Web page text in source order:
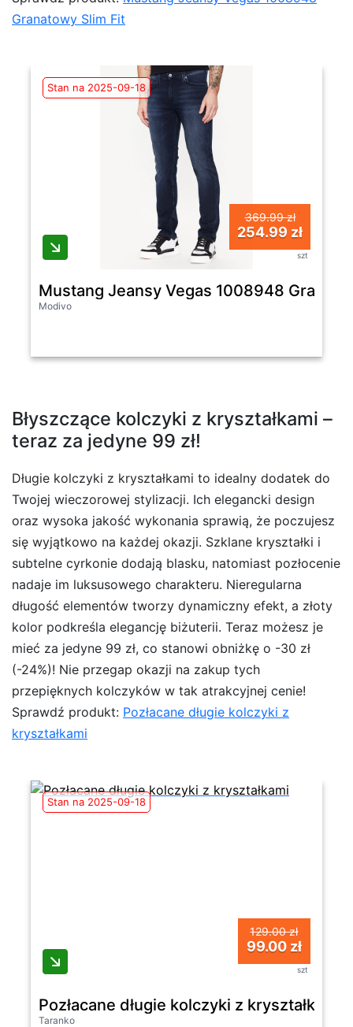
Granatowy Slim Fit
Stan na 2025-09-18
369.99 zł
254.99 zł
szt
Mustang Jeansy Vegas 1008948
Modivo
Błyszczące kolczyki z kryształkami –
teraz za jedyne 99 zł!
Długie kolczyki z kryształkami to idealny dodatek do
Twojej wieczorowej stylizacji. Ich elegancki design
oraz wysoka jakość wykonania sprawią, że poczujesz
się wyjątkowo na każdej okazji. Szklane kryształki i
subtelne cyrkonie dodają blasku, natomiast pozłocenie
nadaje im luksusowego charakteru. Nieregularna
długość elementów tworzy dynamiczny efekt, a złoty
kolor podkreśla elegancję biżuterii. Teraz możesz je
mieć za jedyne 99 zł, co stanowi obniżkę o -30 zł
(-24%)! Nie przegap okazji na zakup tych
przepięknych kolczyków w tak atrakcyjnej cenie!
Sprawdź produkt: Pozłacane długie kolczyki z
kryształkami
Stan na 2025-09-18
129.00 zł
99.00 zł
szt
Pozłacane długie kolczyki z kryształkami
Taranko